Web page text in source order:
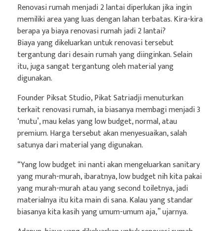
Renovasi rumah menjadi 2 lantai diperlukan jika ingin
memiliki area yang luas dengan lahan terbatas. Kira-kira
berapa ya biaya renovasi rumah jadi 2 lantai?
Biaya yang dikeluarkan untuk renovasi tersebut
tergantung dari desain rumah yang diinginkan. Selain
itu, juga sangat tergantung oleh material yang
digunakan.
Founder Piksat Studio, Pikat Satriadji menuturkan
terkait renovasi rumah, ia biasanya membagi menjadi 3
‘mutu’, mau kelas yang low budget, normal, atau
premium. Harga tersebut akan menyesuaikan, salah
satunya dari material yang digunakan.
“Yang low budget ini nanti akan mengeluarkan sanitary
yang murah-murah, ibaratnya, low budget nih kita pakai
yang murah-murah atau yang second toiletnya, jadi
materialnya itu kita main di sana. Kalau yang standar
biasanya kita kasih yang umum-umum aja,” ujarnya.